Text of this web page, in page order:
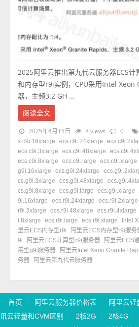
2025阿里云推出第九代云服务器ECS
和内存型r9i实例，CPU采用Intel
器，主频3.2 GH ...
阅读全文
2025年4月15日 8 views 0
s.c9i.16xlarge
ecs.c9i.24xlarge
ecs.c9i.3xlarge
ecs.c9i.48xlarge
ecs.c9i.8xlarge
ecs.c9i.large ecs.c9i.xlarge
g9i.16xlarge
ecs.g9i.24xlarge
cs.g9i.3xlarge
ecs.g9i.48xlarge
cs.g9i.8xlarge
ecs.g9i.large ecs.g9i.xlarge
9i.16xlarge
ecs.r9i.24xlarge ecs.r9i.2xlarge
r9i.3xlarge
ecs.r9i.48xlarge ecs.r9i.4xlarge
i.8xlarge
ecs.r9i.large ecs.r9i.xlarge Intel
里云ECS内存型r9i
阿里云ECS内存型r9i服务
9i
阿里云ECS计算型c9i服务器 阿里云ECS
用型g9i服务器
阿里云Intel Xeon Granite
务器
阿里云第九代云服务器
首页 阿里云服务器价格表 阿里云轻
讯云轻量和CVM区别
2核2G 2核4G